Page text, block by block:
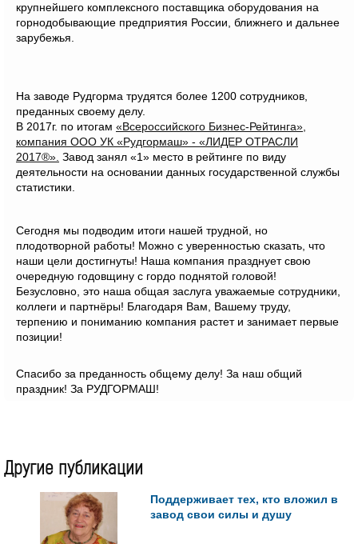
крупнейшего комплексного поставщика оборудования на
горнодобывающие предприятия России, ближнего и дальнее
зарубежья.
На заводе Рудгорма трудятся более 1200 сотрудников,
преданных своему делу.
В 2017г. по итогам «Всероссийского Бизнес-Рейтинга»,
компания ООО УК «Рудгормаш» - «ЛИДЕР ОТРАСЛИ
2017®». Завод занял «1» место в рейтинге по виду
деятельности на основании данных государственной службы
статистики.
Сегодня мы подводим итоги нашей трудной, но
плодотворной работы! Можно с уверенностью сказать, что
наши цели достигнуты! Наша компания празднует свою
очередную годовщину с гордо поднятой головой!
Безусловно, это наша общая заслуга уважаемые сотрудники,
коллеги и партнёры! Благодаря Вам, Вашему труду,
терпению и пониманию компания растет и занимает первые
позиции!
Спасибо за преданность общему делу! За наш общий
праздник! За РУДГОРМАШ!
Другие публикации
Поддерживает тех, кто вложил в
завод свои силы и душу